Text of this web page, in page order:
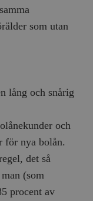
som utan
lång och snårig
och
för nya bolån.
det så
(som
procent av